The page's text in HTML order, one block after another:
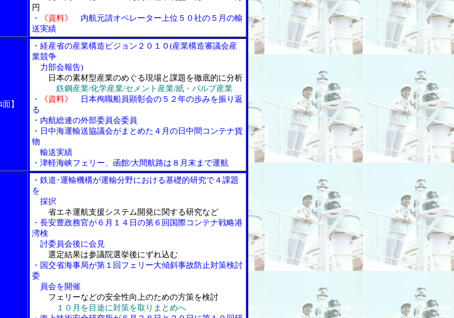
円
・
《資料》
内航元請オペレーター上位５０社の５月の輸
送実績
】
・経産省の産業構造ビジョン２０１０(産業構造審議会産
業競争
力部会報告)
日本の素材型産業のめぐる現場と課題を徹底的に分析
鉄鋼産業/化学産業/セメント産業/紙・パルプ産業
・
《資料》
日本殉職船員顕彰会の５２年の歩みを振り返
る
・内航総連の外部委員会委員
・日中海運輸送協議会がまとめた４月の日中間コンテナ貨
物
輸送実績
・津軽海峡フェリー、函館/大間航路は８月末まで運航
・鉄道･運輸機構が運輸分野における基礎的研究で４課題
を
採択
省エネ運航支援システム開発に関する研究など
・長安豊政務官が６月１４日の第６回国際コンテナ戦略港
湾検
討委員会後に会見
選定結果は参議院選挙後にずれ込む
・国交省海事局が第１回フェリー大傾斜事故防止対策検討
委
員会を開催
フェリーなどの安全性向上のための方策を検討
１０月を目途に対策を取りまとめへ